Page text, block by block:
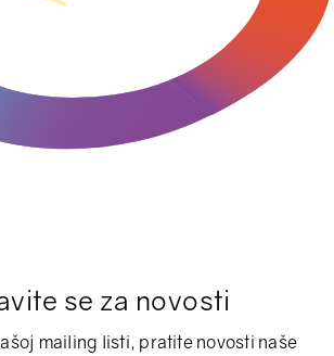
se za novosti
mailing listi, pratite novosti naše